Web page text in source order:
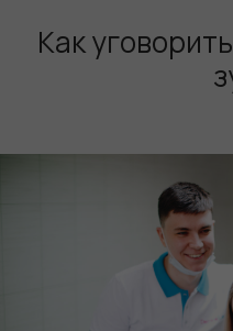
Как